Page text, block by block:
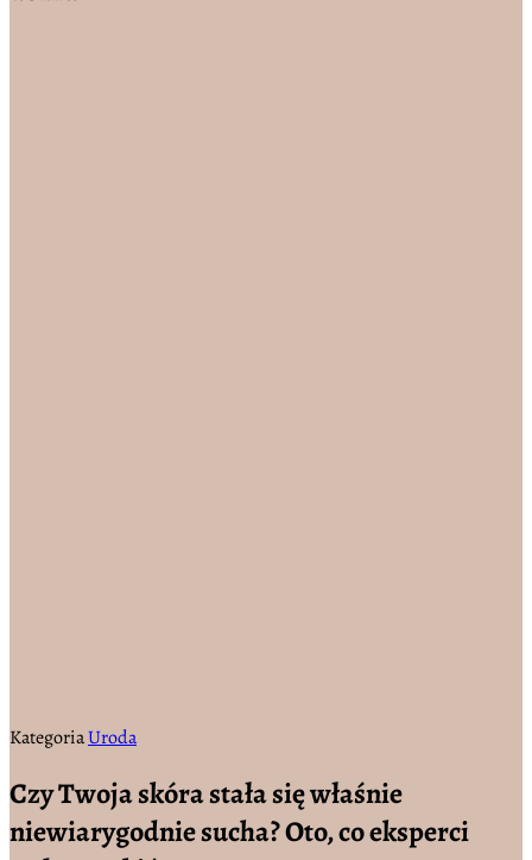
KategoriaUroda
Czy Twoja skóra stała się właśnie
niewiarygodnie sucha? Oto, co eksperci